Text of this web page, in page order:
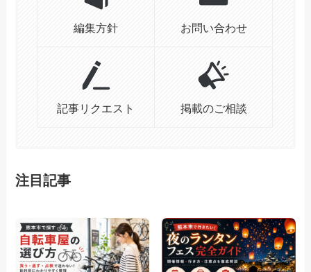
編集方針 お問い合わせ
記事リクエスト 掲載のご相談
注目記事